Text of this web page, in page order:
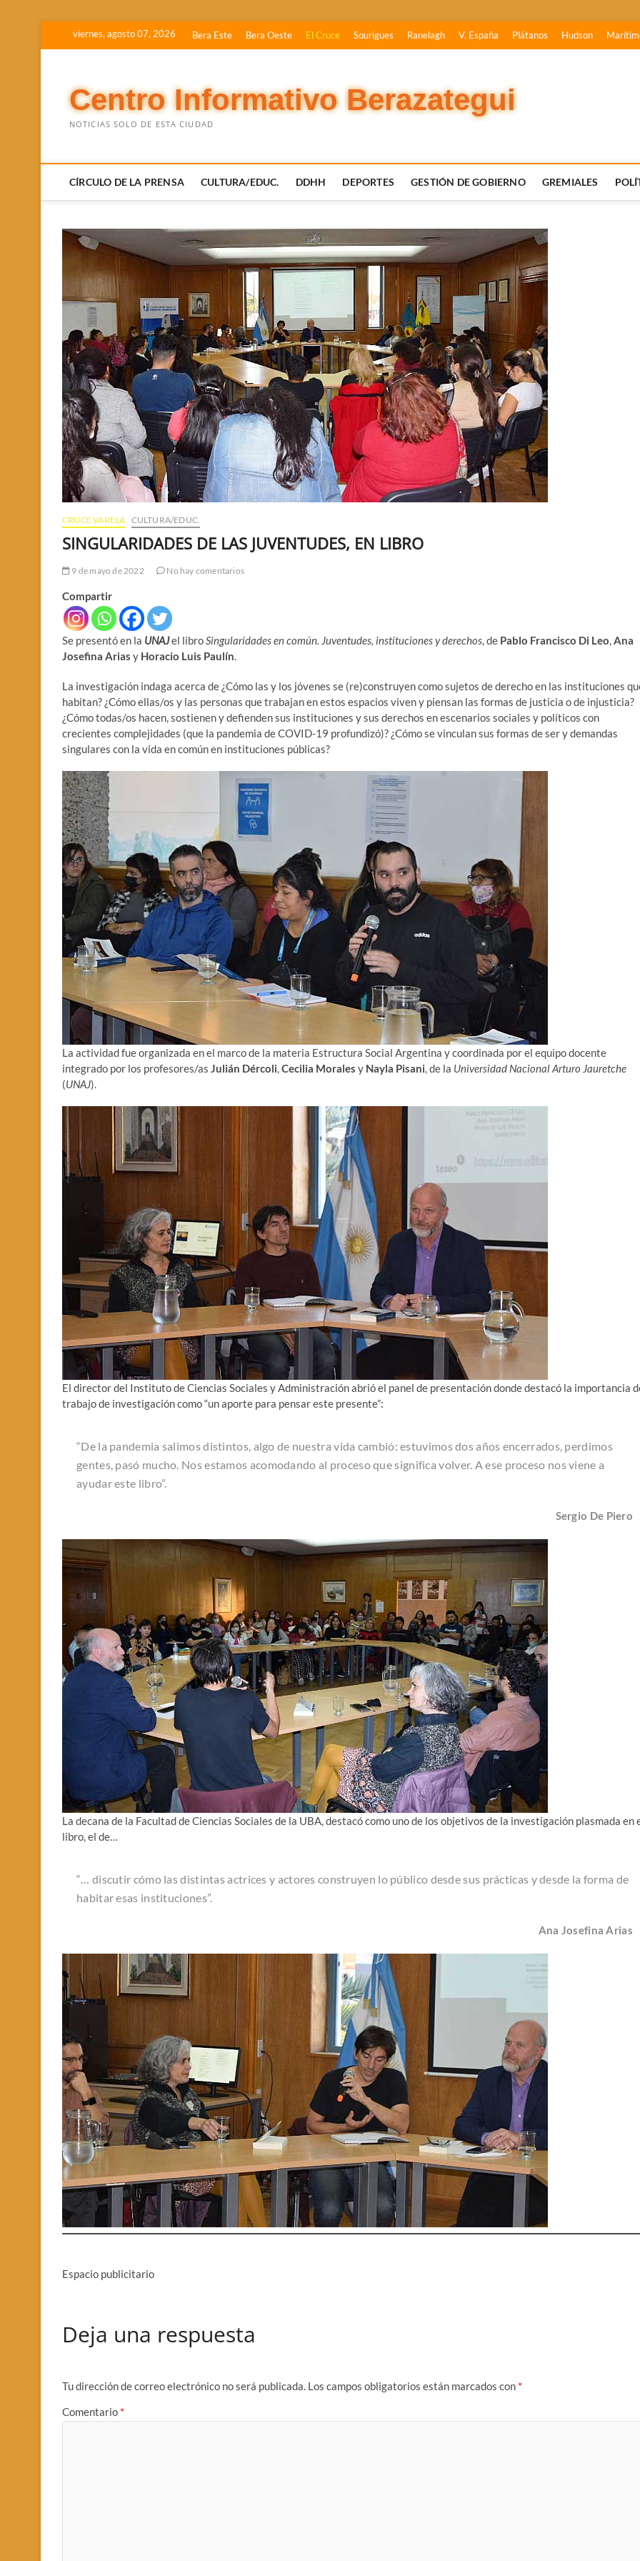
viernes, agosto 07, 2026 Bera Este Bera Oeste El Cruce Sourigues Ranelagh V. España Plátanos Hudson
Centro Informativo Berazategui
NOTICIAS SOLO DE ESTA CIUDAD
CÍRCULO DE LA PRENSA CULTURA/EDUC. DDHH DEPORTES GESTIÓN DE GOBIERNO GREMIALES
CRUCE VARELA CULTURA/EDUC.
SINGULARIDADES DE LAS JUVENTUDES, EN LIBRO
9 de mayo de 2022 No hay comentarios
Compartir
Se presentó en la UNAJel libroSingularidades en común. Juventudes, instituciones y derechos, de Pablo Francisco Di Leo,Ana
Josefina Arias y Horacio Luis Paulín.
La investigación indaga acerca de ¿Cómo las y los jóvenes se (re)construyen como sujetos de derecho en las instituciones
habitan? ¿Cómo ellas/os y las personas que trabajan en estos espacios viven y piensan las formas de justicia o de injusticia?
¿Cómo todas/os hacen, sostienen y defienden sus instituciones y sus derechos en escenarios sociales y políticos con
crecientes complejidades (que la pandemia de COVID-19 profundizó)? ¿Cómo se vinculan sus formas de ser y demandas
singulares con la vida en común en instituciones públicas?
La actividad fue organizada en el marco de la materia Estructura Social Argentina y coordinada por el equipo docente
integrado por los profesores/as Julián Dércoli,Cecilia Morales y Nayla Pisani, de la Universidad Nacional Arturo Jauretche
(UNAJ).
El director del Instituto de Ciencias Sociales y Administración abrió el panel de presentación donde destacó la importancia
trabajo de investigación como “un aporte para pensar este presente”:
“De la pandemia salimos distintos, algo de nuestra vida cambió: estuvimos dos años encerrados, perdimos
gentes, pasó mucho. Nos estamos acomodando al proceso que significa volver. A ese proceso nos viene a
ayudar este libro”.
Sergio De Piero
La decana de la Facultad de Ciencias Sociales de la UBA, destacó como uno de los objetivos de la investigación plasmada en
libro, el de…
“… discutir cómo las distintas actrices y actores construyen lo público desde sus prácticas y desde la forma de
habitar esas instituciones”.
Ana Josefina Arias
Espacio publicitario
Deja una respuesta
Tu dirección de correo electrónico no será publicada. Los campos obligatorios están marcados con *
Comentario *